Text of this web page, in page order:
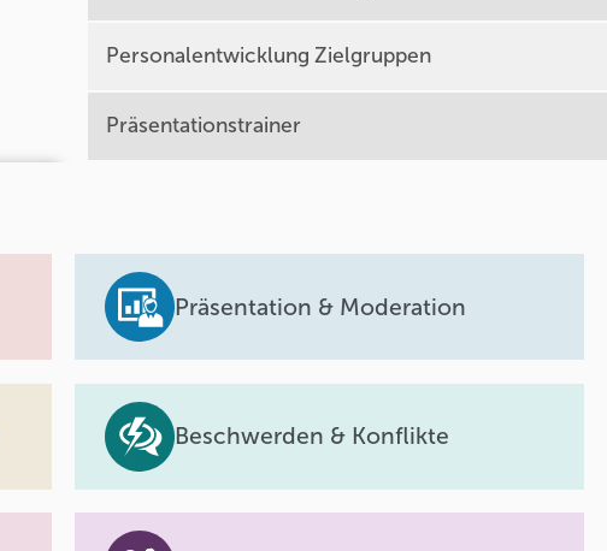
Personalentwicklung Zielgruppen
Präsentationstrainer
Präsentation & Moderation
Beschwerden & Konflikte